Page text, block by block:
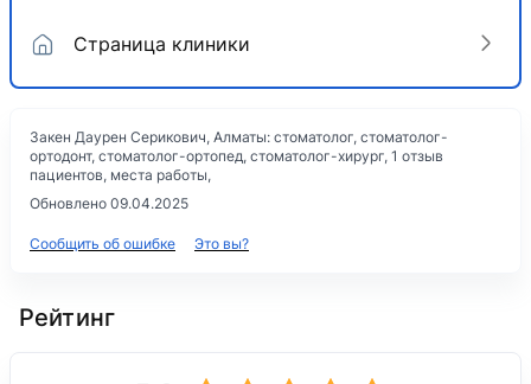
Страница клиники
Закен Даурен Серикович, Алматы: стоматолог, стоматолог-
ортодонт, стоматолог-ортопед, стоматолог-хирург, 1 отзыв
пациентов, места работы,
Обновлено 09.04.2025
Сообщить об ошибке Это вы?
Рейтинг